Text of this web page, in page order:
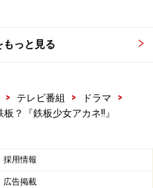
もっと見る
> テレビ番組 > ドラマ
>
板？『鉄板少女アカネ!!』
採用情報
広告掲載